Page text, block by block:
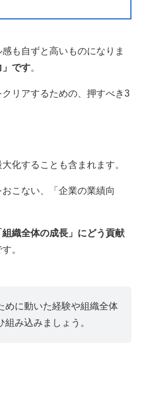
も自ずと高いものになりま
」です。
リアするための、押すべき3
化することも含まれます。
こない、「企業の業績向
組織全体の成長」にどう貢献
。
めに動いた経験や組織全体
み込みましょう。